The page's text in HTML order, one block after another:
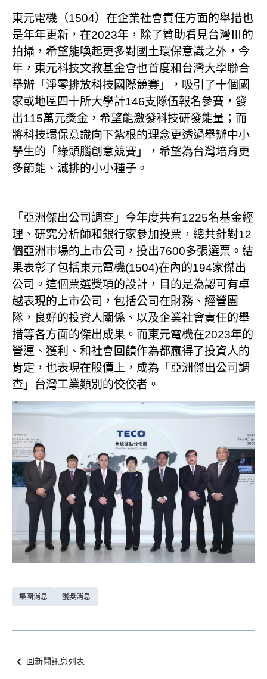
東元電機（1504）在企業社會責任方面的舉措也
是年年更新，在2023年，除了贊助看見台灣Ⅲ的
拍攝，希望能喚起更多對國土環保意識之外，今
年，東元科技文教基金會也首度和台灣大學聯合
舉辦「淨零排放科技國際競賽」，吸引了十個國
家或地區四十所大學計146支隊伍報名參賽，發
出115萬元獎金，希望能激發科技研發能量；而
將科技環保意識向下紮根的理念更透過舉辦中小
學生的「綠頭腦創意競賽」，希望為台灣培育更
多節能、減排的小小種子。
「亞洲傑出公司調查」今年度共有1225名基金經
理、研究分析師和銀行家參加投票，總共針對12
個亞洲市場的上市公司，投出7600多張選票。結
果表彰了包括東元電機(1504)在內的194家傑出
公司。這個票選獎項的設計，目的是為認可有卓
越表現的上市公司，包括公司在財務、經營團
隊，良好的投資人關係、以及企業社會責任的舉
措等各方面的傑出成果。而東元電機在2023年的
營運、獲利、和社會回饋作為都贏得了投資人的
肯定，也表現在股價上，成為「亞洲傑出公司調
查」台灣工業類別的佼佼者。
集團消息 獲獎消息
回新聞訊息列表